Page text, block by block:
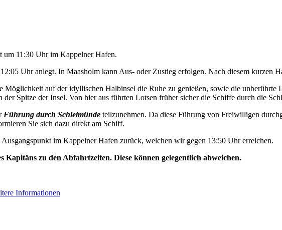
um 11:30 Uhr im Kappelner Hafen.
Uhr anlegt. In Maasholm kann Aus- oder Zustieg erfolgen. Nach diesem kurzen
Möglichkeit auf der idyllischen Halbinsel die Ruhe zu genießen, sowie die unberührte
Spitze der Insel. Von hier aus führten Lotsen früher sicher die Schiffe durch die
Führung durch Schleimünde teilzunehmen. Da diese Führung von Freiwilligen
Sie sich dazu direkt am Schiff.
im Kappelner Hafen zurück, welchen wir gegen 13:50 Uhr erreichen.
Kapitäns zu den Abfahrtzeiten. Diese können gelegentlich abweichen.
Informationen